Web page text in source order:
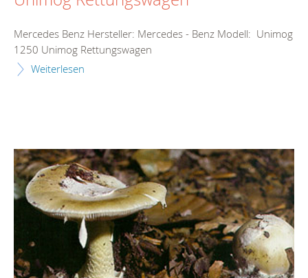
Mercedes Benz Hersteller: Mercedes - Benz Modell: Unimog
1250 Unimog Rettungswagen
Weiterlesen